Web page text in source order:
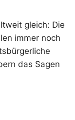
gleich: Die
immer noch
das Sagen